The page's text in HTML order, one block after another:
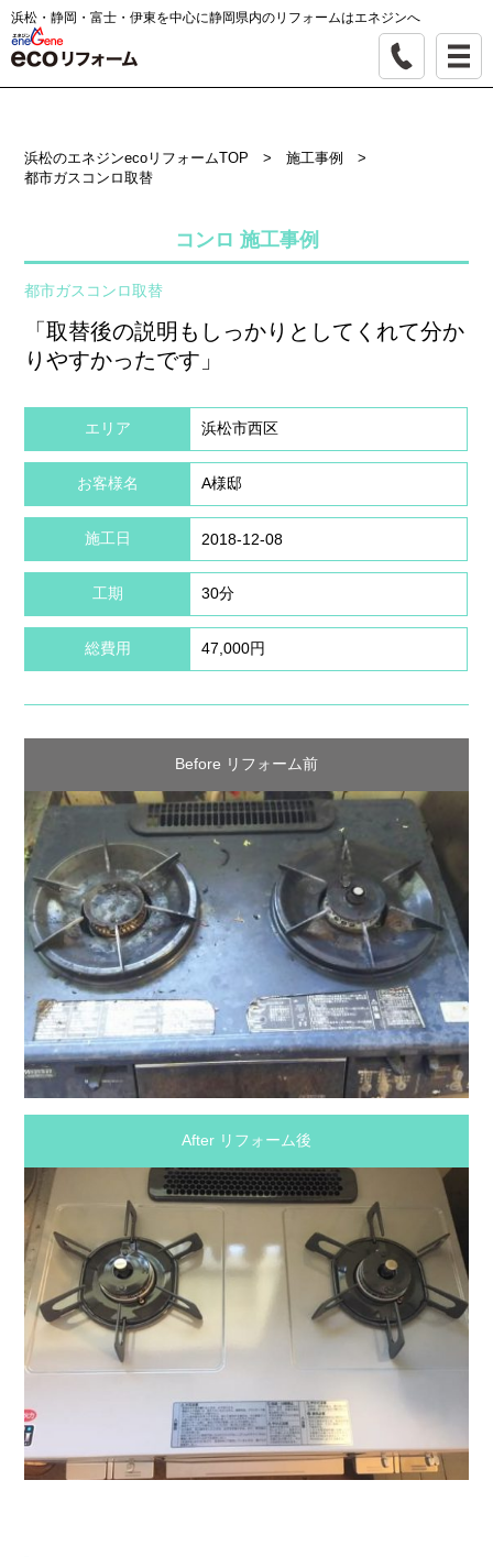
浜松・静岡・富士・伊東を中心に静岡県内のリフォームはエネジンへ
浜松のエネジンecoリフォームTOP >施工事例
>
都市ガスコンロ取替
コンロ 施工事例
都市ガスコンロ取替
「取替後の説明もしっかりとしてくれて分か
りやすかったです」
エリア 浜松市西区
お客様名 A様邸
施工日 2018-12-08
工期 30分
総費用 47,000円
Before リフォーム前
After リフォーム後